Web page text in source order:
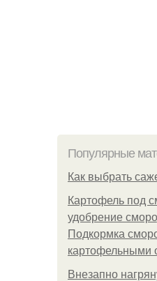
Популярные
Как выбрать
Картофель под
удобрение
Подкормка
картофельными
Внезапно